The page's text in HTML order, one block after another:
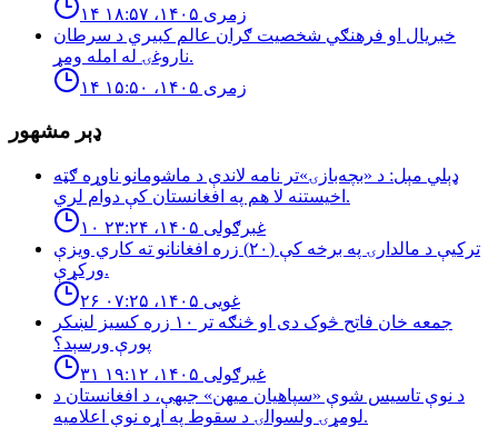
۱۴ زمری ۱۴۰۵، ۱۸:۵۷
خبريال او فرهنګي شخصيت ګران عالم كبيري د سرطان
ناروغۍ له امله ومړ.
۱۴ زمری ۱۴۰۵، ۱۵:۵۰
ډېر مشهور
ډېلي مېل: د «بچه‌بازۍ»تر نامه لاندې د ماشومانو ناوړه ګټه
اخیستنه لا هم په افغانستان کې دوام لري.
۱۰ غبرګولی ۱۴۰۵، ۲۳:۲۴
تركيې د مالدارۍ په برخه كې (٢٠) زره افغانانو ته كاري ويزې
وركړې.
۲۶ غویی ۱۴۰۵، ۰۷:۲۵
جمعه خان فاتح څوک دی او څنګه تر ۱۰ زره کسیز لښکر
پورې ورسېد؟
۳۱ غبرګولی ۱۴۰۵، ۱۹:۱۲
د نوې تاسیس شوې «سپاهیان میهن» جبهې، د افغانستان د
لومړۍ ولسوالۍ د سقوط په اړه نوې اعلامیه.